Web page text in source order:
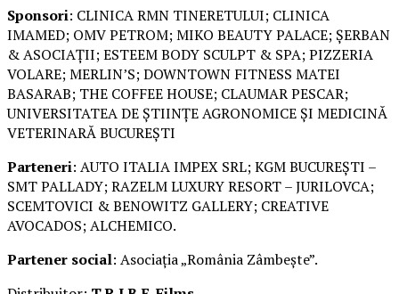
Sponsori: CLINICA RMN TINERETULUI; CLINICA
IMAMED; OMV PETROM; MIKO BEAUTY PALACE; ȘERBAN
& ASOCIAȚII; ESTEEM BODY SCULPT & SPA; PIZZERIA
VOLARE; MERLIN’S; DOWNTOWN FITNESS MATEI
BASARAB; THE COFFEE HOUSE; CLAUMAR PESCAR;
UNIVERSITATEA DE ȘTIINȚE AGRONOMICE ȘI MEDICINĂ
VETERINARĂ BUCUREȘTI
Parteneri: AUTO ITALIA IMPEX SRL; KGM BUCUREȘTI –
SMT PALLADY; RAZELM LUXURY RESORT – JURILOVCA;
SCEMTOVICI & BENOWITZ GALLERY; CREATIVE
AVOCADOS; ALCHEMICO.
Partener social: Asociația „România Zâmbește”.